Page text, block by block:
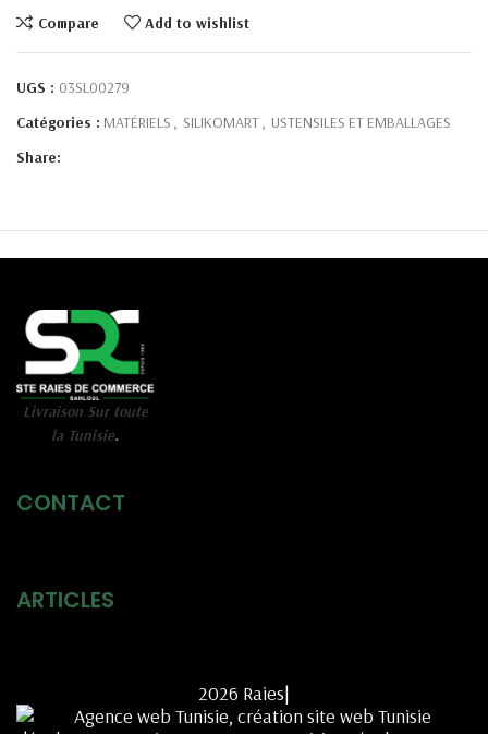
Compare Add to wishlist
UGS : 03SL00279
Catégories : MATÉRIELS , SILIKOMART, USTENSILES ET EMBALLAGES
Share:
Livraison Sur toute
la Tunisie.
CONTACT
ARTICLES
2026 Raies|